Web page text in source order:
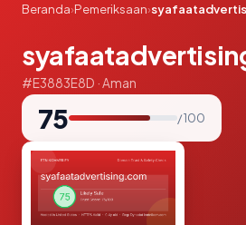
Beranda›Pemeriksaan›
#E3883E8D · Aman
75 / 100